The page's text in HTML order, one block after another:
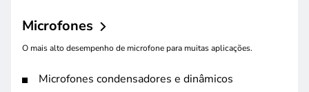
Microfones
O mais alto desempenho de microfone para muitas aplicações.
Microfones condensadores e dinâmicos